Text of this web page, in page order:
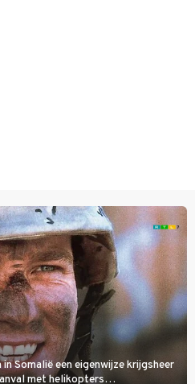
Somalië een eigenwijze krijgsheer
met helikopters